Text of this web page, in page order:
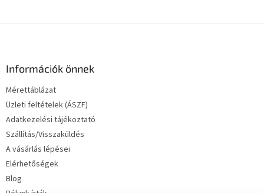
Információk önnek
Mérettáblázat
Üzleti feltételek (ÁSZF)
Adatkezelési tájékoztató
Szállítás/Visszaküldés
A vásárlás lépései
Elérhetőségek
Blog